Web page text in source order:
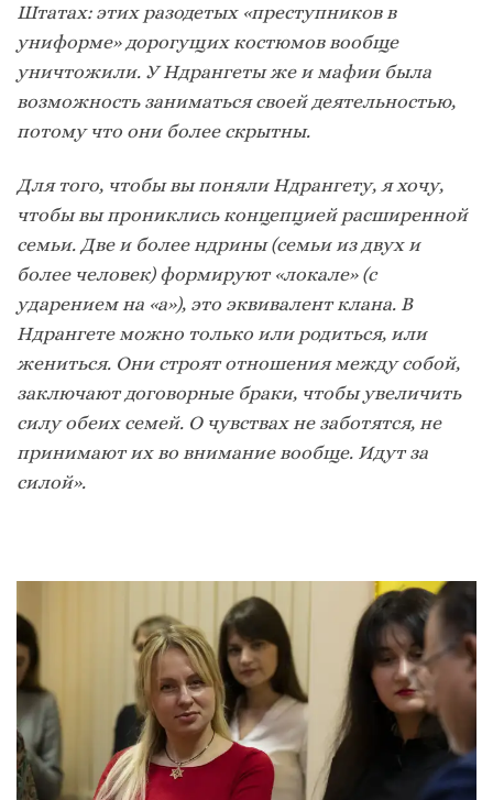
Штатах: этих разодетых «преступников в
униформе» дорогущих костюмов вообще
уничтожили. У Ндрангеты же и мафии была
возможность заниматься своей деятельностью,
потому что они более скрытны.
Для того, чтобы вы поняли Ндрангету, я хочу,
чтобы вы прониклись концепцией расширенной
семьи. Две и более ндрины (семьи из двух и
более человек) формируют «локале» (с
ударением на «а»), это эквивалент клана. В
Ндрангете можно только или родиться, или
жениться. Они строят отношения между собой,
заключают договорные браки, чтобы увеличить
силу обеих семей. О чувствах не заботятся, не
принимают их во внимание вообще. Идут за
силой».